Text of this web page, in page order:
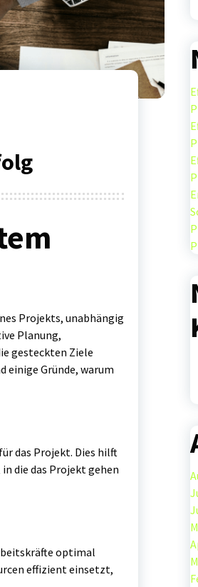
Projekts, unabhängig
Planung,
gesteckten Ziele
einige Gründe, warum
das Projekt. Dies hilft
die das Projekt gehen
optimal
effizient einsetzt,